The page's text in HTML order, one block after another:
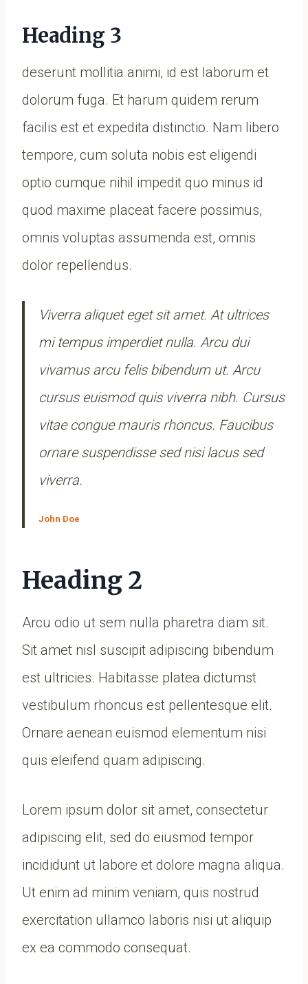
Heading 3
deserunt mollitia animi, id est laborum et
dolorum fuga. Et harum quidem rerum
facilis est et expedita distinctio. Nam libero
tempore, cum soluta nobis est eligendi
optio cumque nihil impedit quo minus id
quod maxime placeat facere possimus,
omnis voluptas assumenda est, omnis
dolor repellendus.
Viverra aliquet eget sit amet. At ultrices
mi tempus imperdiet nulla. Arcu dui
vivamus arcu felis bibendum ut. Arcu
cursus euismod quis viverra nibh. Cursus
vitae congue mauris rhoncus. Faucibus
ornare suspendisse sed nisi lacus sed
viverra.
John Doe
Heading 2
Arcu odio ut sem nulla pharetra diam sit.
Sit amet nisl suscipit adipiscing bibendum
est ultricies. Habitasse platea dictumst
vestibulum rhoncus est pellentesque elit.
Ornare aenean euismod elementum nisi
quis eleifend quam adipiscing.
Lorem ipsum dolor sit amet, consectetur
adipiscing elit, sed do eiusmod tempor
incididunt ut labore et dolore magna aliqua.
Ut enim ad minim veniam, quis nostrud
exercitation ullamco laboris nisi ut aliquip
ex ea commodo consequat.